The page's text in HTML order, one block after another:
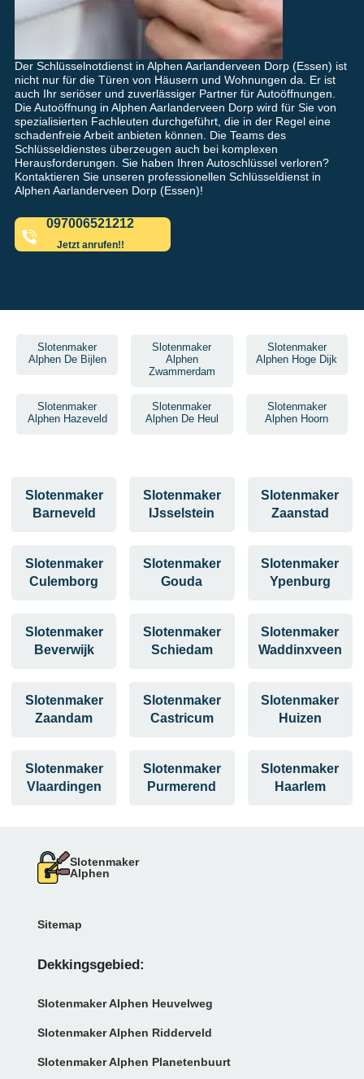
Der Schlüsselnotdienst in Alphen Aarlanderveen Dorp (Essen) ist
nicht nur für die Türen von Häusern und Wohnungen da. Er ist
auch Ihr seriöser und zuverlässiger Partner für Autoöffnungen.
Die Autoöffnung in Alphen Aarlanderveen Dorp wird für Sie von
spezialisierten Fachleuten durchgeführt, die in der Regel eine
schadenfreie Arbeit anbieten können. Die Teams des
Schlüsseldienstes überzeugen auch bei komplexen
Herausforderungen. Sie haben Ihren Autoschlüssel verloren?
Kontaktieren Sie unseren professionellen Schlüsseldienst in
Alphen Aarlanderveen Dorp (Essen)!
097006521212
Jetzt anrufen!!
Slotenmaker
Alphen De Bijlen
Slotenmaker
Alphen
Zwammerdam
Slotenmaker
Alphen Hoge Dijk
Slotenmaker
Alphen Hazeveld
Slotenmaker
Alphen De Heul
Slotenmaker
Alphen Hoorn
Slotenmaker
Barneveld
Slotenmaker
IJsselstein
Slotenmaker
Zaanstad
Slotenmaker
Culemborg
Slotenmaker
Gouda
Slotenmaker
Ypenburg
Slotenmaker
Beverwijk
Slotenmaker
Schiedam
Slotenmaker
Waddinxveen
Slotenmaker
Zaandam
Slotenmaker
Castricum
Slotenmaker
Huizen
Slotenmaker
Vlaardingen
Slotenmaker
Purmerend
Slotenmaker
Haarlem
Slotenmaker
Alphen
Sitemap
Dekkingsgebied:
Slotenmaker Alphen Heuvelweg
Slotenmaker Alphen Ridderveld
Slotenmaker Alphen Planetenbuurt